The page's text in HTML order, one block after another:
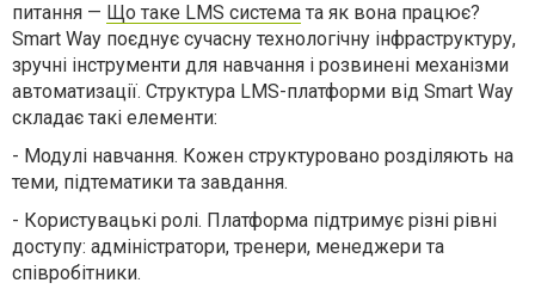
питання — Що таке LMS система та як вона працює?
Smart Way поєднує сучасну технологічну інфраструктуру,
зручні інструменти для навчання і розвинені механізми
автоматизації. Структура LMS-платформи від Smart Way
складає такі елементи:
- Модулі навчання. Кожен структуровано розділяють на
теми, підтематики та завдання.
- Користувацькі ролі. Платформа підтримує різні рівні
доступу: адміністратори, тренери, менеджери та
співробітники.